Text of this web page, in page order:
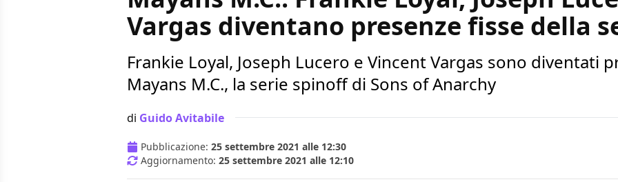
Vargas diventano presenze fisse della
Frankie Loyal, Joseph Lucero e Vincent Vargas sono diventati
Mayans M.C., la serie spinoff di Sons of Anarchy
di Guido Avitabile
Pubblicazione: 25 settembre 2021 alle 12:30
Aggiornamento: 25 settembre 2021 alle 12:10